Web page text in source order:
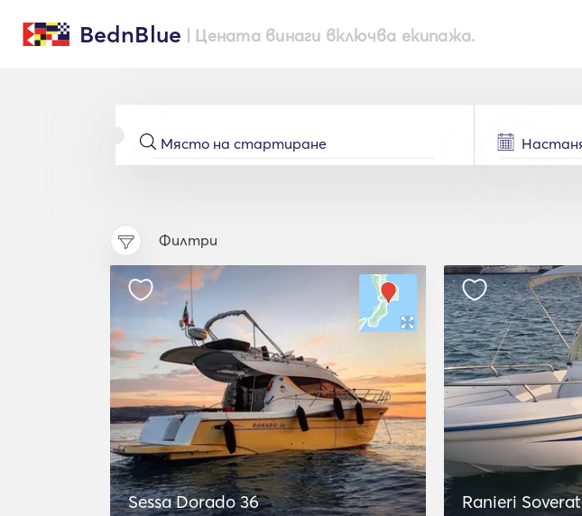
BednBlue | Цената винаги включва екипажа.
Филтри
Sessa Dorado 36 Ranieri